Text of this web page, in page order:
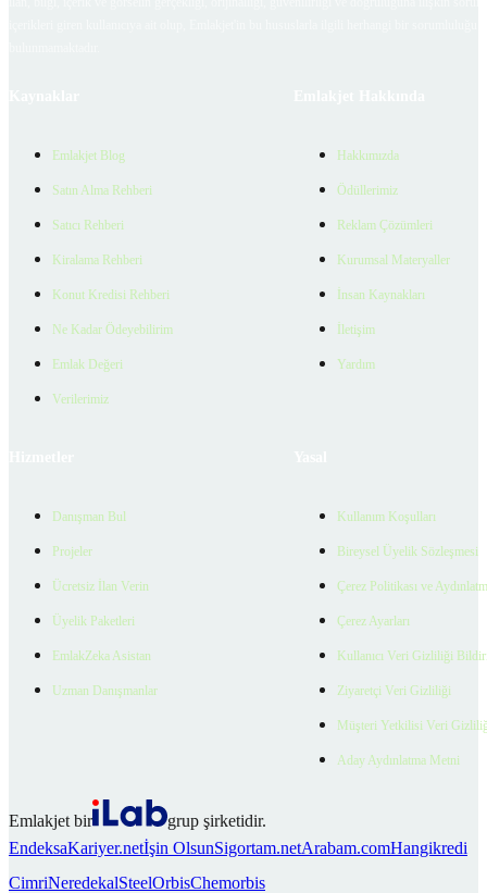
Emlakjet Blog
Satın Alma Rehberi
Satıcı Rehberi
Kiralama Rehberi
Konut Kredisi Rehberi
Ne Kadar Ödeyebilirim
Emlak Değeri
Verilerimiz
Hakkımızda
Ödüllerimiz
Reklam Çözümleri
Kurumsal Materyaller
İnsan Kaynakları
İletişim
Yardım
Danışman Bul
Projeler
Ücretsiz İlan Verin
Üyelik Paketleri
EmlakZeka Asistan
Uzman Danışmanlar
Kullanım Koşulları
Bireysel Üyelik Sözleşmesi
Çerez Politikası ve
Çerez Ayarları
Kullanıcı Veri Gizliliği
Ziyaretçi Veri Gizliliği
Müşteri Yetkilisi Veri
Aday Aydınlatma Metni
Emlakjet bir
grup şirketidir.
EndeksaKariyer.netİşin OlsunSigortam.netArabam.comHangikredi
CimriNeredekalSteelOrbisChemorbis